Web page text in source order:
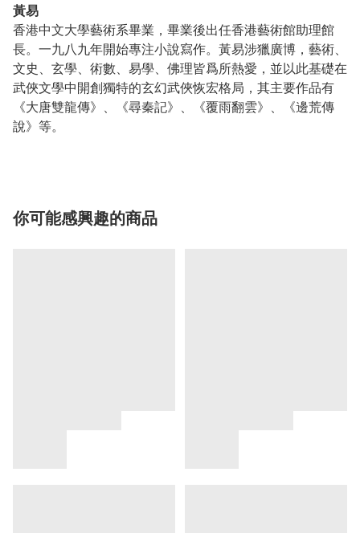
黃易
香港中文大學藝術系畢業，畢業後出任香港藝術館助理館
長。一九八九年開始專注小說寫作。黃易涉獵廣博，藝術、
文史、玄學、術數、易學、佛理皆爲所熱愛，並以此基礎在
武俠文學中開創獨特的玄幻武俠恢宏格局，其主要作品有
《大唐雙龍傳》、《尋秦記》、《覆雨翻雲》、《邊荒傳
說》等。
你可能感興趣的商品